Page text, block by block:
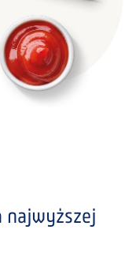
najwyższej